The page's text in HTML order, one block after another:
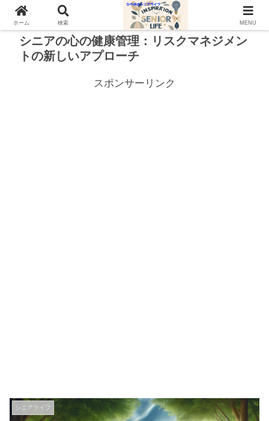
シニアの心の健康管理：リスクマネジメン
トの新しいアプローチ
スポンサーリンク
シニアライフ
ホーム 検索 MENU